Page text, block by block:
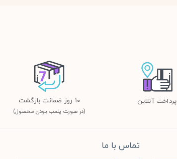
پرداخت آنلاین ١٠ روز ضمانت بازگشت
(در صورت پلمب بودن محصول)
تماس با ما